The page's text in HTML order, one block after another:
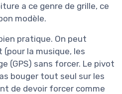
a ce genre de grille, ce
modèle.
pratique. On peut
la musique, les
(GPS) sans forcer. Le pivot
bouger tout seul sur les
de devoir forcer comme